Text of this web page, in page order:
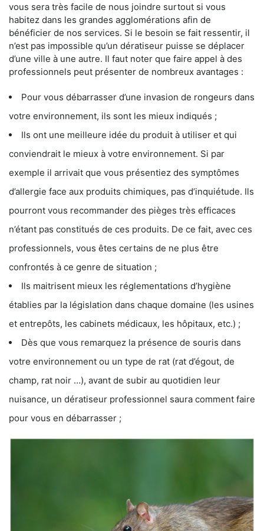
vous sera très facile de nous joindre surtout si vous
habitez dans les grandes agglomérations afin de
bénéficier de nos services. Si le besoin se fait ressentir, il
n’est pas impossible qu’un dératiseur puisse se déplacer
d’une ville à une autre. Il faut noter que faire appel à des
professionnels peut présenter de nombreux avantages :
Pour vous débarrasser d’une invasion de rongeurs dans
votre environnement, ils sont les mieux indiqués ;
Ils ont une meilleure idée du produit à utiliser et qui
conviendrait le mieux à votre environnement. Si par
exemple il arrivait que vous présentiez des symptômes
d’allergie face aux produits chimiques, pas d’inquiétude. Ils
pourront vous recommander des pièges très efficaces
n’étant pas constitués de ces produits. De ce fait, avec ces
professionnels, vous êtes certains de ne plus être
confrontés à ce genre de situation ;
Ils maitrisent mieux les réglementations d’hygiène
établies par la législation dans chaque domaine (les usines
et entrepôts, les cabinets médicaux, les hôpitaux, etc.) ;
Dès que vous remarquez la présence de souris dans
votre environnement ou un type de rat (rat d’égout, de
champ, rat noir …), avant de subir au quotidien leur
nuisance, un dératiseur professionnel saura comment faire
pour vous en débarrasser ;